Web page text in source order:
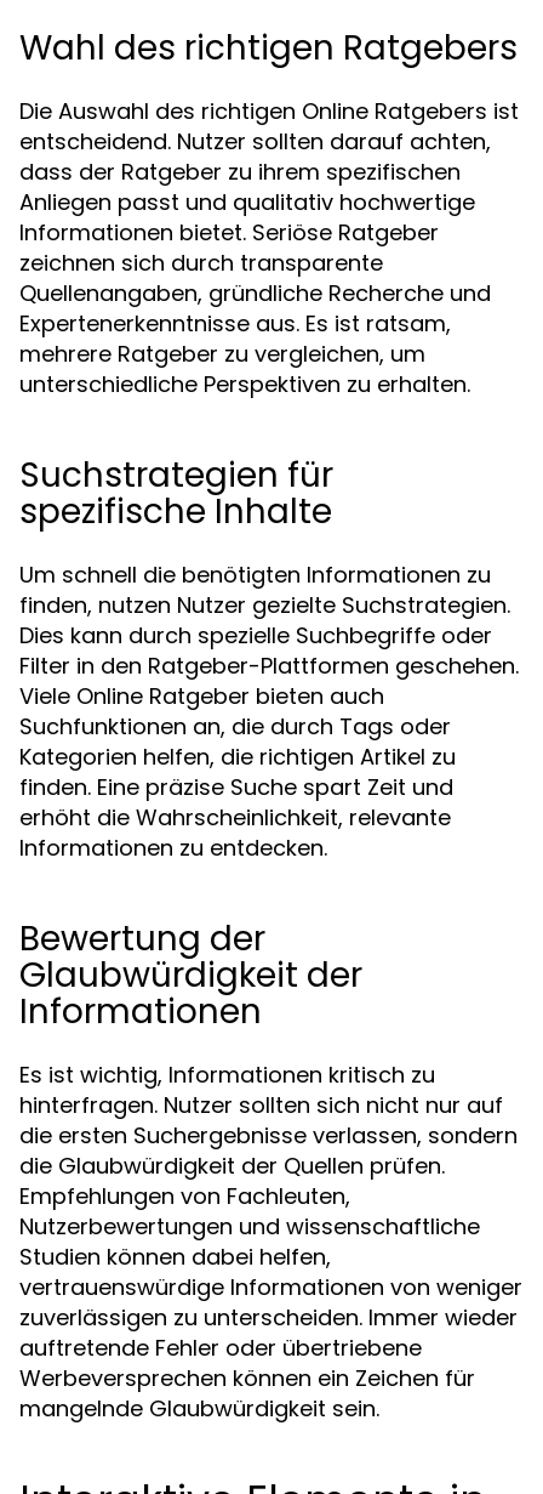
Wahl des richtigen Ratgebers
Die Auswahl des richtigen Online Ratgebers ist
entscheidend. Nutzer sollten darauf achten,
dass der Ratgeber zu ihrem spezifischen
Anliegen passt und qualitativ hochwertige
Informationen bietet. Seriöse Ratgeber
zeichnen sich durch transparente
Quellenangaben, gründliche Recherche und
Expertenerkenntnisse aus. Es ist ratsam,
mehrere Ratgeber zu vergleichen, um
unterschiedliche Perspektiven zu erhalten.
Suchstrategien für
spezifische Inhalte
Um schnell die benötigten Informationen zu
finden, nutzen Nutzer gezielte Suchstrategien.
Dies kann durch spezielle Suchbegriffe oder
Filter in den Ratgeber-Plattformen geschehen.
Viele Online Ratgeber bieten auch
Suchfunktionen an, die durch Tags oder
Kategorien helfen, die richtigen Artikel zu
finden. Eine präzise Suche spart Zeit und
erhöht die Wahrscheinlichkeit, relevante
Informationen zu entdecken.
Bewertung der
Glaubwürdigkeit der
Informationen
Es ist wichtig, Informationen kritisch zu
hinterfragen. Nutzer sollten sich nicht nur auf
die ersten Suchergebnisse verlassen, sondern
die Glaubwürdigkeit der Quellen prüfen.
Empfehlungen von Fachleuten,
Nutzerbewertungen und wissenschaftliche
Studien können dabei helfen,
vertrauenswürdige Informationen von weniger
zuverlässigen zu unterscheiden. Immer wieder
auftretende Fehler oder übertriebene
Werbeversprechen können ein Zeichen für
mangelnde Glaubwürdigkeit sein.